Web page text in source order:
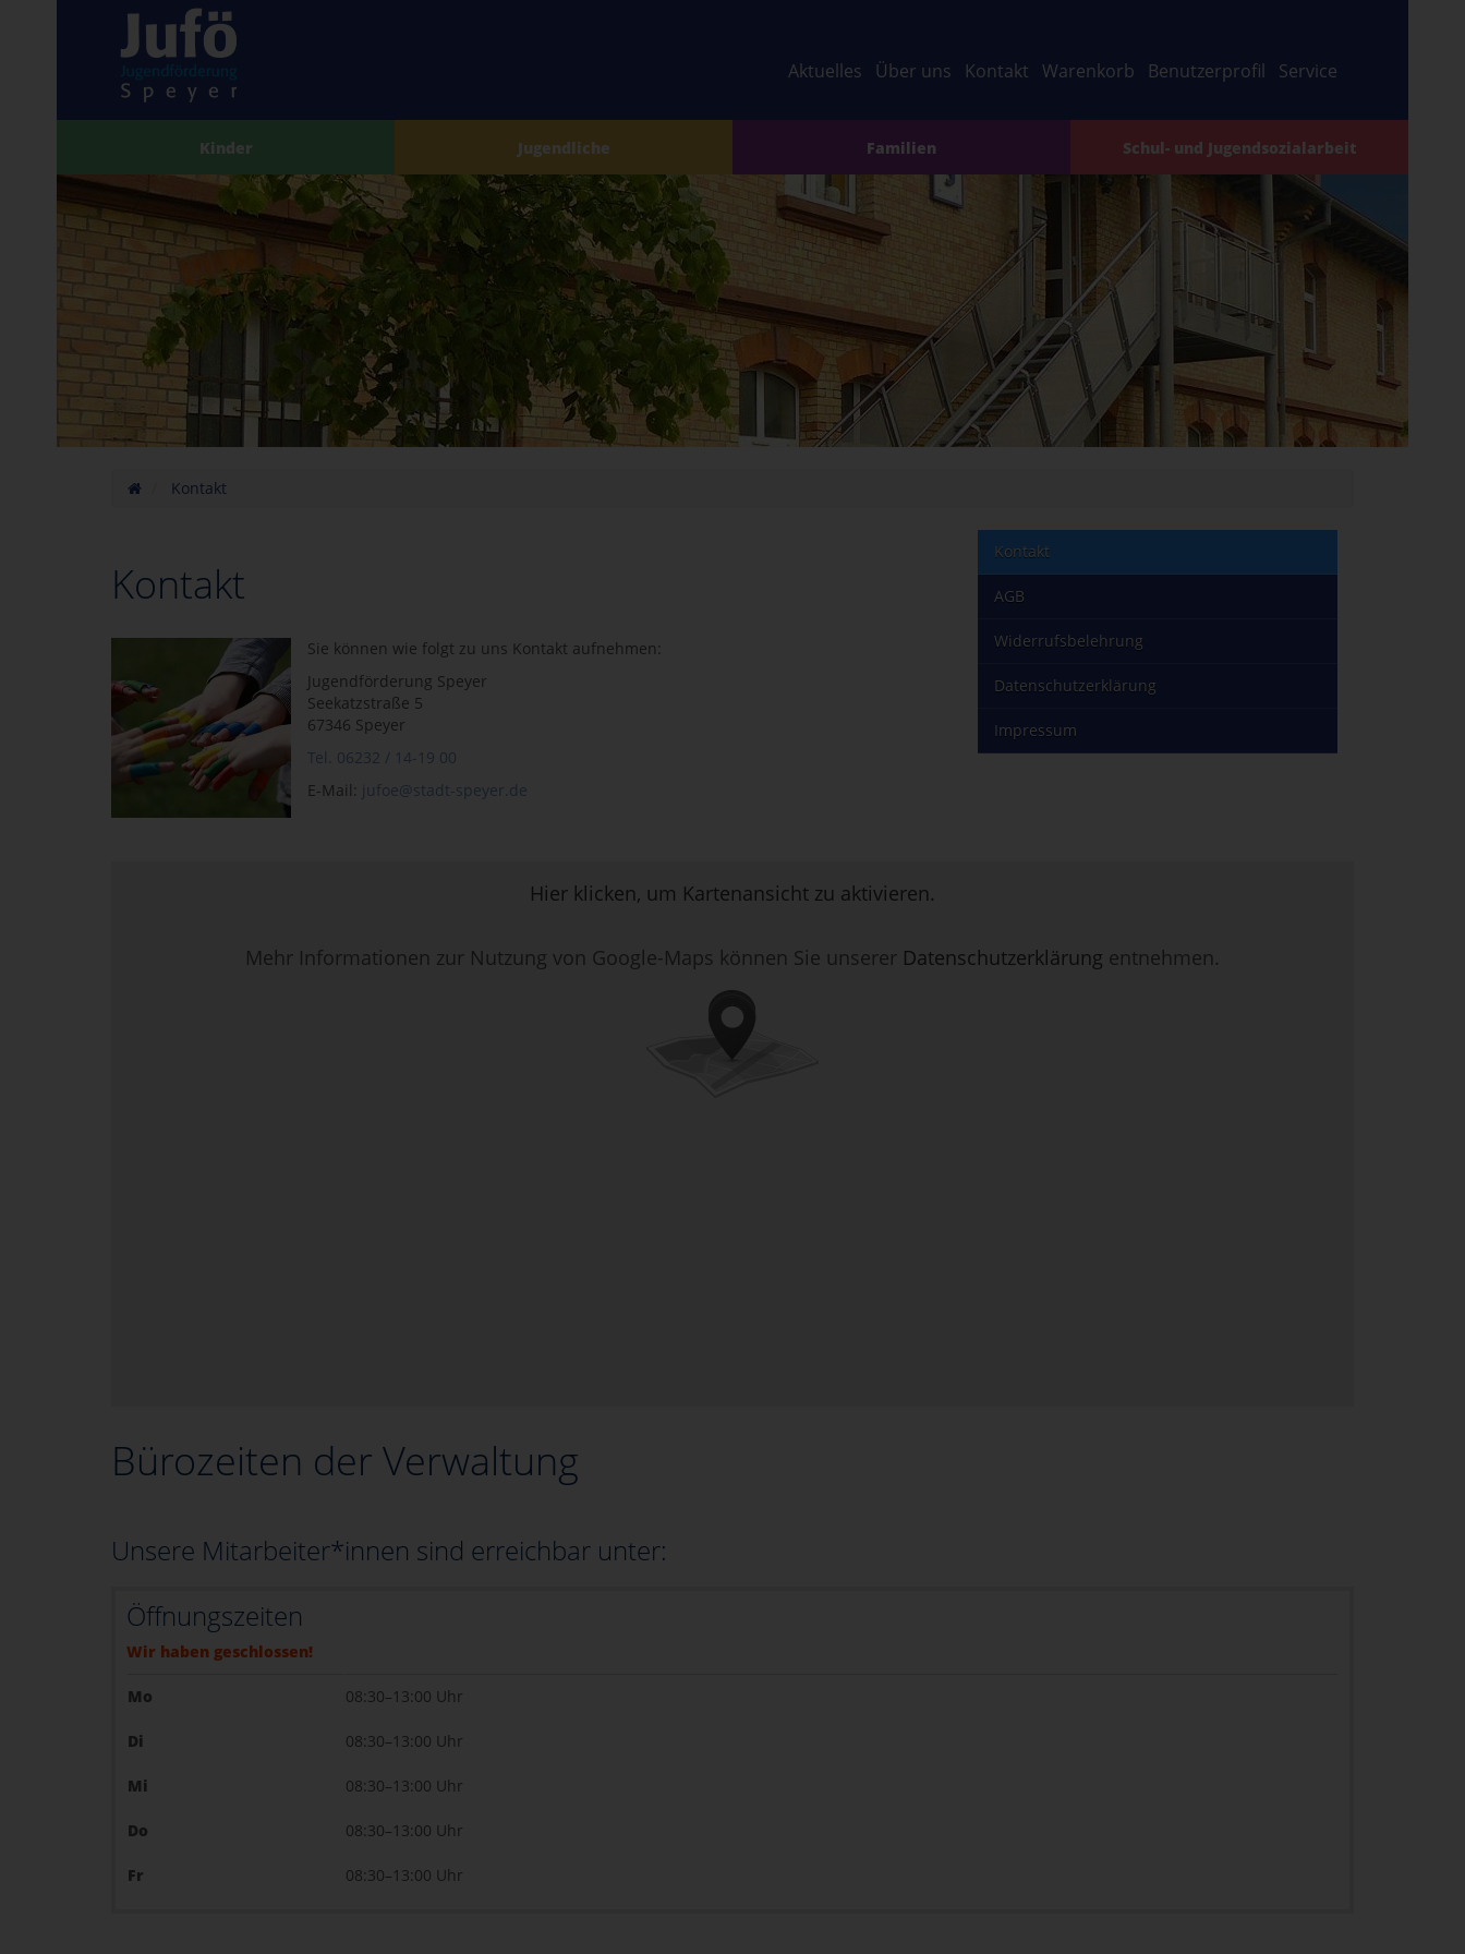
Aktuelles Über uns Kontakt Warenkorb Benutzerprofil Service
Kinder Jugendliche Familien Schul- und Jugendsozialarbeit
Kontakt
Kontakt
Sie können wie folgt zu uns Kontakt aufnehmen:
Jugendförderung Speyer
Seekatzstraße 5
67346 Speyer
Tel. 06232 / 14-19 00
E-Mail: jufoe@stadt-speyer.de
Kontakt
AGB
Widerrufsbelehrung
Datenschutzerklärung
Impressum
Hier klicken, um Kartenansicht zu aktivieren.
Mehr Informationen zur Nutzung von Google-Maps können Sie unserer Datenschutzerklärung entnehmen.
Bürozeiten der Verwaltung
Unsere Mitarbeiter*innen sind erreichbar unter:
Öffnungszeiten
Wir haben geschlossen!
Mo 08:30–13:00 Uhr
Di 08:30–13:00 Uhr
Mi 08:30–13:00 Uhr
Do 08:30–13:00 Uhr
Fr 08:30–13:00 Uhr